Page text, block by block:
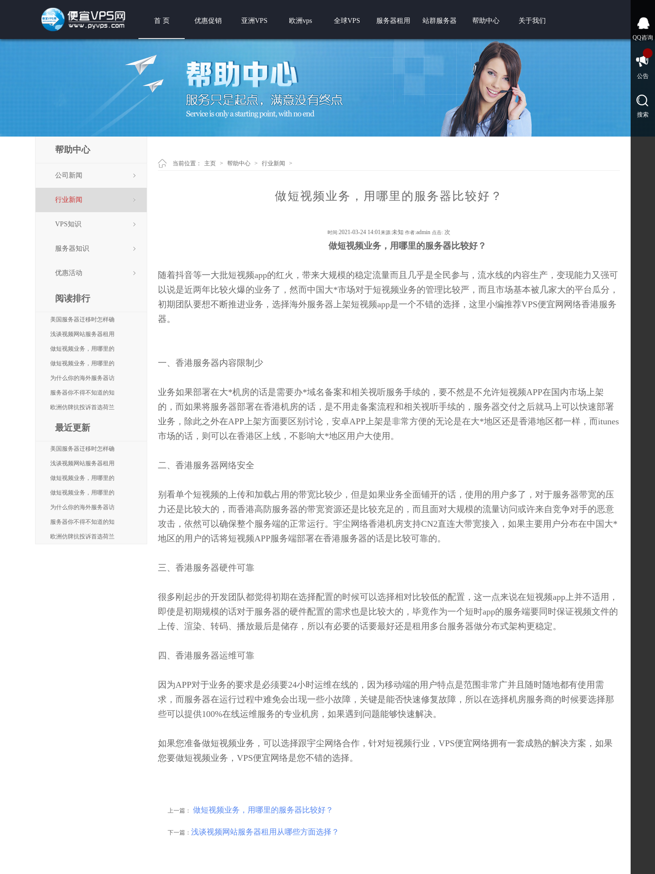
首 页 优惠促销 亚洲VPS 欧洲vps 全球VPS 服务器租用 站群服务器 帮助中心 关于我们
帮助中心
公司新闻
行业新闻
VPS知识
服务器知识
优惠活动
阅读排行
美国服务器迁移时怎样确
浅谈视频网站服务器租用
做短视频业务，用哪里的
做短视频业务，用哪里的
为什么你的海外服务器访
服务器你不得不知道的知
欧洲仿牌抗投诉首选荷兰
最近更新
美国服务器迁移时怎样确
浅谈视频网站服务器租用
做短视频业务，用哪里的
做短视频业务，用哪里的
为什么你的海外服务器访
服务器你不得不知道的知
欧洲仿牌抗投诉首选荷兰
当前位置： 主页 > 帮助中心 > 行业新闻 >
做短视频业务，用哪里的服务器比较好？
时间:2021-03-24 14:01来源:未知 作者:admin 点击: 次
做短视频业务，用哪里的服务器比较好？
随着抖音等一大批短视频app的红火，带来大规模的稳定流量而且几乎是全民参与，流水线的内容生产，变现能力又强可
以说是近两年比较火爆的业务了，然而中国大*市场对于短视频业务的管理比较严，而且市场基本被几家大的平台瓜分，
初期团队要想不断推进业务，选择海外服务器上架短视频app是一个不错的选择，这里小编推荐VPS便宜网网络香港服务
器。
一、香港服务器内容限制少
业务如果部署在大*机房的话是需要办*域名备案和相关视听服务手续的，要不然是不允许短视频APP在国内市场上架
的，而如果将服务器部署在香港机房的话，是不用走备案流程和相关视听手续的，服务器交付之后就马上可以快速部署
业务，除此之外在APP上架方面要区别讨论，安卓APP上架是非常方便的无论是在大*地区还是香港地区都一样，而itunes
市场的话，则可以在香港区上线，不影响大*地区用户大使用。
二、香港服务器网络安全
别看单个短视频的上传和加载占用的带宽比较少，但是如果业务全面铺开的话，使用的用户多了，对于服务器带宽的压
力还是比较大的，而香港高防服务器的带宽资源还是比较充足的，而且面对大规模的流量访问或许来自竞争对手的恶意
攻击，依然可以确保整个服务端的正常运行。宇尘网络香港机房支持CN2直连大带宽接入，如果主要用户分布在中国大*
地区的用户的话将短视频APP服务端部署在香港服务器的话是比较可靠的。
三、香港服务器硬件可靠
很多刚起步的开发团队都觉得初期在选择配置的时候可以选择相对比较低的配置，这一点来说在短视频app上并不适用，
即使是初期规模的话对于服务器的硬件配置的需求也是比较大的，毕竟作为一个短时app的服务端要同时保证视频文件的
上传、渲染、转码、播放最后是储存，所以有必要的话要最好还是租用多台服务器做分布式架构更稳定。
四、香港服务器运维可靠
因为APP对于业务的要求是必须要24小时运维在线的，因为移动端的用户特点是范围非常广并且随时随地都有使用需
求，而服务器在运行过程中难免会出现一些小故障，关键是能否快速修复故障，所以在选择机房服务商的时候要选择那
些可以提供100%在线运维服务的专业机房，如果遇到问题能够快速解决。
如果您准备做短视频业务，可以选择跟宇尘网络合作，针对短视频行业，VPS便宜网络拥有一套成熟的解决方案，如果
您要做短视频业务，VPS便宜网络是您不错的选择。
上一篇： 做短视频业务，用哪里的服务器比较好？
下一篇： 浅谈视频网站服务器租用从哪些方面选择？
QQ咨询
公告
搜索